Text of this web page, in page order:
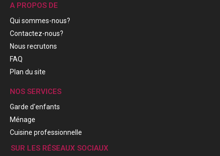
A PROPOS DE
Qui sommes-nous?
Contactez-nous?
Nous recrutons
FAQ
Plan du site
NOS SERVICES
Garde d'enfants
Ménage
Cuisine professionnelle
SUR LES RÉSEAUX SOCIAUX